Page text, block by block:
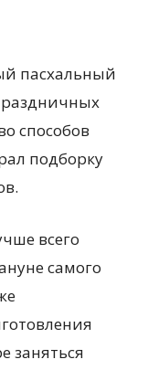
пасхальный
способов
подборку
всего
самого
заняться